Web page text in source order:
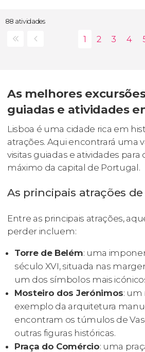
88 atividades
As melhores
guiadas e atividades
Lisboa é uma cidade rica em
atrações. Aqui encontrará uma
visitas guiadas e atividades para
máximo da capital de Portugal.
As principais atrações de
Entre as principais atrações,
perder incluem:
Torre de Belém: uma
século XVI, situada nas
um dos símbolos mais
Mosteiro dos Jerónimos:
exemplo da arquitetura
encontram os túmulos de
outras figuras históricas.
Praça do Comércio: uma